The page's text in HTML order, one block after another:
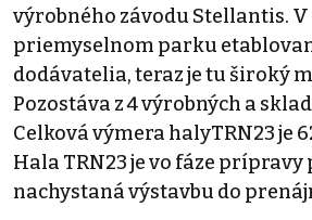
výrobného závodu Stellantis.
priemyselnom parku
dodávatelia, teraz je tu široký
Pozostáva z 4 výrobných a
Celková výmera halyTRN23 je
Hala TRN23 je vo fáze prípravy
nachystaná výstavbu do